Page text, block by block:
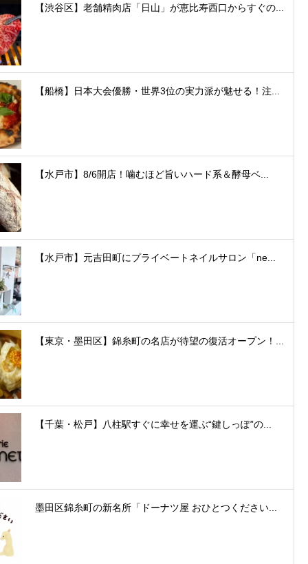
【渋谷区】老舗精肉店「日山」が恵比寿西口からすぐの...
【船橋】日本大会優勝・世界3位の実力派が魅せる！注...
【水戸市】8/6開店！噛むほど旨いハード系＆酵母ベ...
【水戸市】元吉田町にプライベートネイルサロン「ne...
【東京・墨田区】錦糸町の名店が待望の復活オープン！...
【千葉・松戸】八柱駅すぐに幸せを運ぶ“鍵しっぽ”の...
墨田区錦糸町の新名所「ドーナツ屋 おひとつください...